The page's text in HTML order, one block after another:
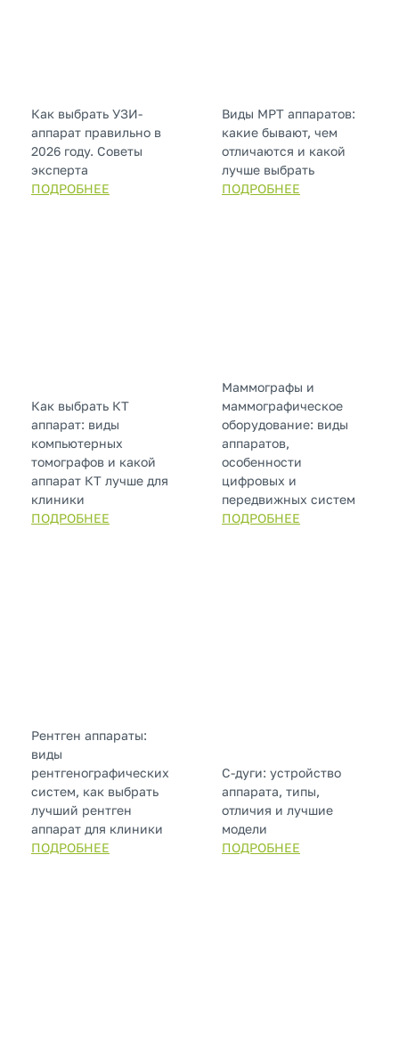
Как выбрать УЗИ-
аппарат правильно в
2026 году. Советы
эксперта
ПОДРОБНЕЕ
Виды МРТ аппаратов:
какие бывают, чем
отличаются и какой
лучше выбрать
ПОДРОБНЕЕ
Как выбрать КТ
аппарат: виды
компьютерных
томографов и какой
аппарат КТ лучше для
клиники
ПОДРОБНЕЕ
Маммографы и
маммографическое
оборудование: виды
аппаратов,
особенности
цифровых и
передвижных систем
ПОДРОБНЕЕ
Рентген аппараты:
виды
рентгенографических
систем, как выбрать
лучший рентген
аппарат для клиники
ПОДРОБНЕЕ
С-дуги: устройство
аппарата, типы,
отличия и лучшие
модели
ПОДРОБНЕЕ